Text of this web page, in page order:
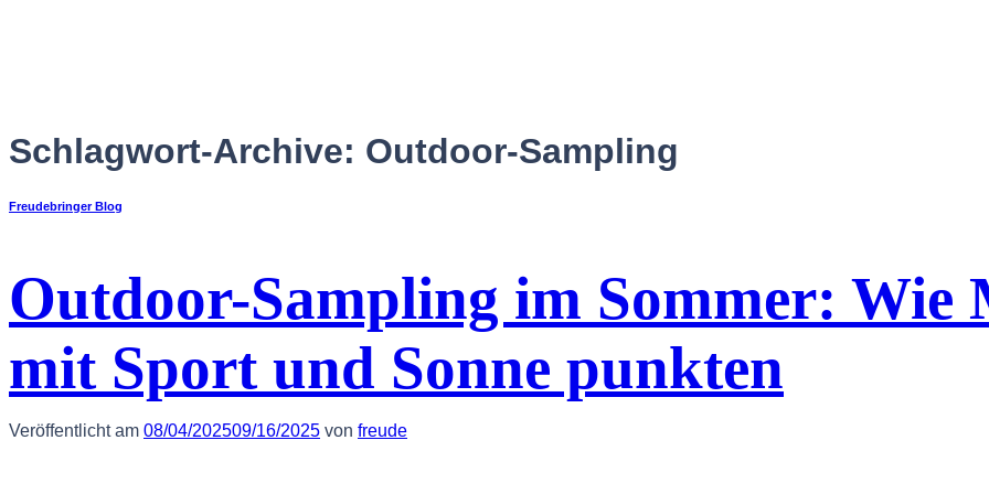
Deutsch
Schlagwort-Archive: Outdoor-Sampling
Freudebringer Blog
Outdoor-Sampling im Sommer: Wie
mit Sport und Sonne punkten
Veröffentlicht am 08/04/202509/16/2025 von freude